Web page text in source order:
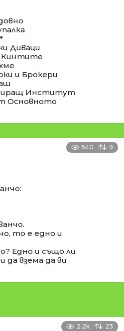
Диваци
Кинтите
и Брокери
Институт
Основното
540 9
то е едно и
Едно и също ли
да взема да ви
2.2k 23